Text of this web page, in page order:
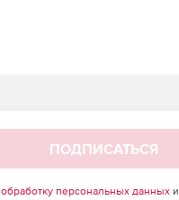
ПОДПИСАТЬСЯ
обработку персональных данныхи